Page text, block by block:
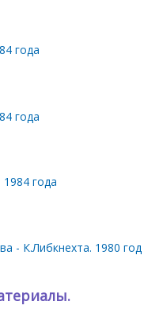
года
года
года
- К.Либкнехта. 1980 год